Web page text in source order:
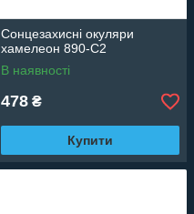
Сонцезахисні окуляри
хамелеон 890-C2
В наявності
478 ₴
Купити